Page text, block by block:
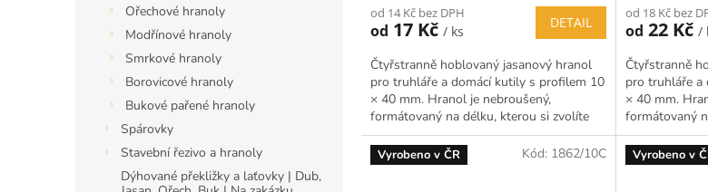
Ořechové hranoly
Modřínové hranoly
Smrkové hranoly
Borovicové hranoly
Bukové pařené hranoly
Spárovky
Stavební řezivo a hranoly
Dýhované překližky a laťovky | Dub,
od 14 Kč bez DPH
od 17 Kč / ks
DETAIL
Čtyřstranně hoblovaný jasanový hranol
pro truhláře a domácí kutily s profilem 10
× 40 mm. Hranol je nebroušený,
formátovaný na délku, kterou si zvolíte
rozbalením možností...
od 18 Kč bez
od 22 Kč /
Čtyřstranně
pro truhláře a
× 40 mm.
formátovaný
rozbalením
Vyrobeno v ČR Kód: 1862/10C Vyrobeno v